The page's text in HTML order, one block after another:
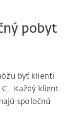
pobyt
byť klienti
Každý klient
spoločnú